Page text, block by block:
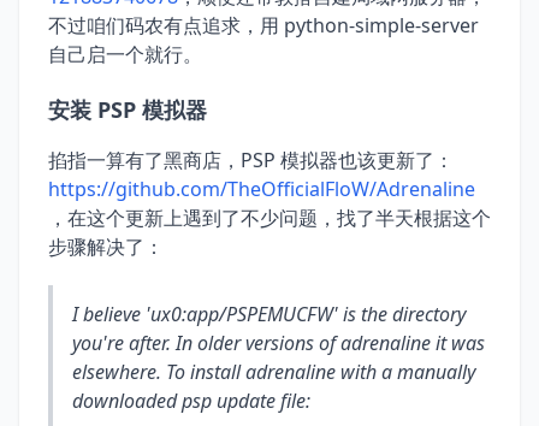
不过咱们码农有点追求，用 python-simple-server
自己启一个就行。
安装 PSP 模拟器
掐指一算有了黑商店，PSP 模拟器也该更新了：
https://github.com/TheOfficialFloW/Adrenaline
，在这个更新上遇到了不少问题，找了半天根据这个
步骤解决了：
I believe 'ux0:app/PSPEMUCFW' is the directory
you're after. In older versions of adrenaline it was
elsewhere. To install adrenaline with a manually
downloaded psp update file: